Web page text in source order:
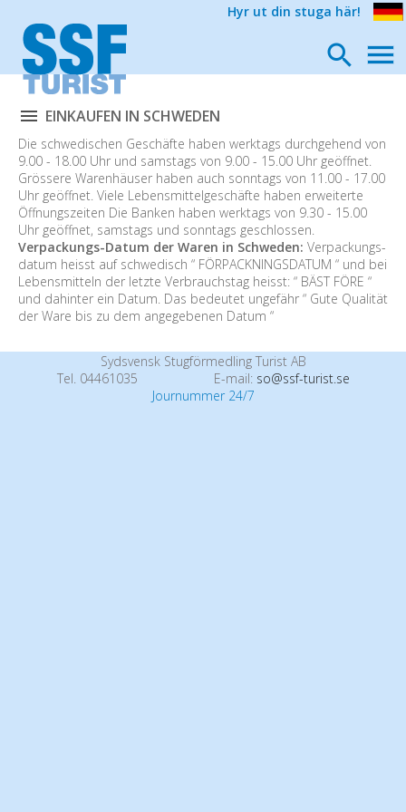
Hyr ut din stuga här!
EINKAUFEN IN SCHWEDEN
Die schwedischen Geschäfte haben werktags durchgehend von
9.00 - 18.00 Uhr und samstags von 9.00 - 15.00 Uhr geöffnet.
Grössere Warenhäuser haben auch sonntags von 11.00 - 17.00
Uhr geöffnet. Viele Lebensmittelgeschäfte haben erweiterte
Öffnungszeiten Die Banken haben werktags von 9.30 - 15.00
Uhr geöffnet, samstags und sonntags geschlossen.
Verpackungs-Datum der Waren in Schweden: Verpackungs-
datum heisst auf schwedisch “ FÖRPACKNINGSDATUM “ und bei
Lebensmitteln der letzte Verbrauchstag heisst: “ BÄST FÖRE “
und dahinter ein Datum. Das bedeutet ungefähr “ Gute Qualität
der Ware bis zu dem angegebenen Datum “
Sydsvensk Stugförmedling Turist AB
Tel. 04461035
E-mail: so@ssf-turist.se
Journummer 24/7